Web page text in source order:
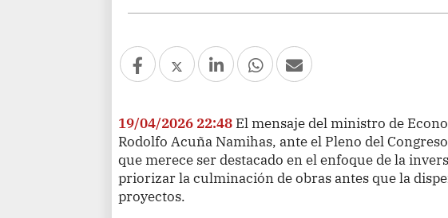
19/04/2026 22:48 El mensaje del ministro de
Rodolfo Acuña Namihas, ante el Pleno del
que merece ser destacado en el enfoque de la
priorizar la culminación de obras antes que la
proyectos.